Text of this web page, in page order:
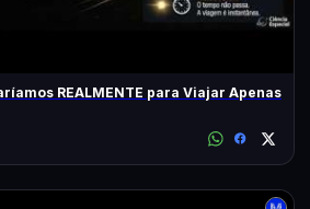
REALMENTE para Viajar Apenas